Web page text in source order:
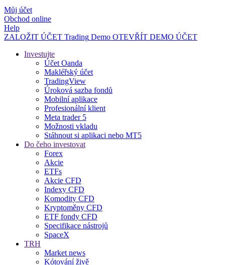
Můj účet
Obchod online
Help
ZALOŽIT ÚČET Trading Demo OTEVŘÍT DEMO ÚČET
Investujte
Účet Oanda
Makléřský účet
TradingView
Úroková sazba fondů
Mobilní aplikace
Profesionální klient
Meta trader 5
Možnosti vkladu
Stáhnout si aplikaci nebo MT5
Do čeho investovat
Forex
Akcie
ETFs
Akcie CFD
Indexy CFD
Komodity CFD
Kryptoměny CFD
ETF fondy CFD
Specifikace nástrojů
SpaceX
TRH
Market news
Kótování živě